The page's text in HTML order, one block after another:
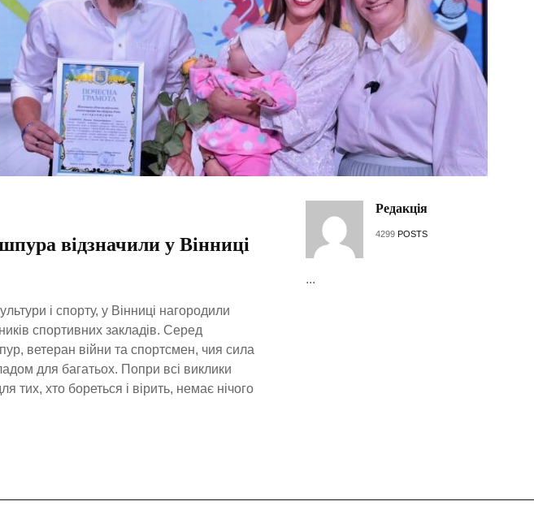
відзначили у Вінниці
і спорту, у Вінниці нагородили
спортивних закладів. Серед
ветеран війни та спортсмен, чия сила
для багатьох. Попри всі виклики
тих, хто бореться і вірить, немає нічого
Редакція
4299 POSTS
...